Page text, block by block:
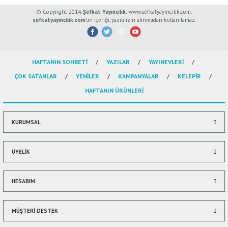
© Copyright 2014.Şefkat Yayıncılık. www.sefkatyayincilik.com.
sefkatyayincilik.com’un içeriği, yazılı izin alınmadan kullanılamaz.
HAFTANIN SOHBETİ YAZILAR
YAYINEVLERİ
ÇOK SATANLAR
YENİLER KAMPANYALAR
KELEPİR
HAFTANIN ÜRÜNLERİ
KURUMSAL
ÜYELİK
HESABIM
MÜŞTERİ DESTEK